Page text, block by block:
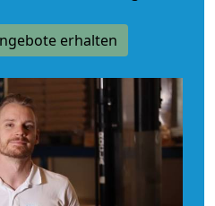
erhalten